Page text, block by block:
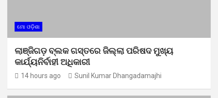
ମୋ ଓଡ଼ିଶା
ଲାଞ୍ଜିଗଡ଼ ବ୍ଲକ ଗସ୍ତରେ ଜିଲ୍ଲା ପରିଷଦ ମୁଖ୍ୟ
କାର୍ଯ୍ୟନିର୍ବାହୀ ଅଧିକାରୀ
14 hours ago Sunil Kumar Dhangadamajhi